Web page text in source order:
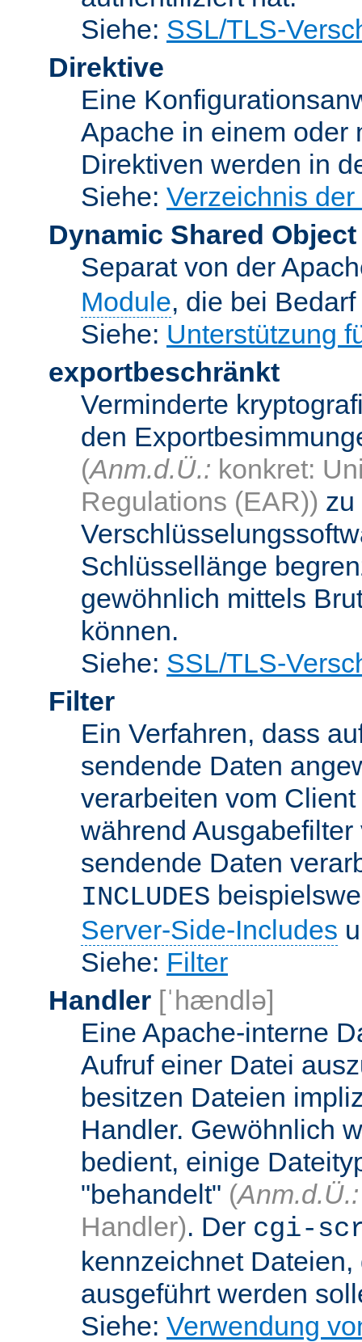
Siehe: SSL/TLS-
Direktive
Eine
Apache in einem oder
Direktiven werden in
Siehe: Verzeichnis
Dynamic Shared Object
Separat von der
Module, die bei
Siehe: Unterstützung
exportbeschränkt
Verminderte
den
(Anm.d.Ü.: konkret:
Regulations (EAR)) zu
Schlüssellänge
gewöhnlich mittels
können.
Siehe: SSL/TLS-
Filter
Ein Verfahren, dass
sendende Daten
verarbeiten vom
während
sendende Daten
INCLUDES
Server-Side-Includes
Siehe: Filter
Handler [ˈhændlə]
Eine Apache-interne
Aufruf einer Datei
besitzen Dateien
Handler. Gewöhnlich
bedient, einige
"behandelt" (Anm.d.Ü.:
Handler). Der cgi-
kennzeichnet
ausgeführt werden
Siehe: Verwendung